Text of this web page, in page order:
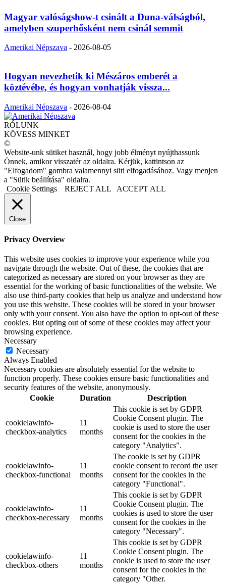
Magyar valóságshow-t csinált a Duna-válságból,
amelyben szuperhősként nem csinál semmit
Amerikai Népszava - 2026-08-05
Hogyan nevezhetik ki Mészáros emberét a
köztévébe, és hogyan vonhatják vissza...
Amerikai Népszava - 2026-08-04
RÓLUNK
KÖVESS MINKET
©
Website-unk sütiket használ, hogy jobb élményt nyújthassunk
Önnek, amikor visszatér az oldalra. Kérjük, kattintson az
"Elfogadom" gombra valamennyi süti elfogadásához. Vagy menjen
a "Sütik beállítása" oldalra.
Cookie Settings
REJECT ALL ACCEPT ALL
Close
Privacy Overview
This website uses cookies to improve your experience while you
navigate through the website. Out of these, the cookies that are
categorized as necessary are stored on your browser as they are
essential for the working of basic functionalities of the website. We
also use third-party cookies that help us analyze and understand how
you use this website. These cookies will be stored in your browser
only with your consent. You also have the option to opt-out of these
cookies. But opting out of some of these cookies may affect your
browsing experience.
Necessary
Necessary
Always Enabled
Necessary cookies are absolutely essential for the website to
function properly. These cookies ensure basic functionalities and
security features of the website, anonymously.
Cookie
Duration Description
cookielawinfo-
checkbox-analytics
11
months
This cookie is set by GDPR
Cookie Consent plugin. The
cookie is used to store the user
consent for the cookies in the
category "Analytics".
cookielawinfo-
checkbox-functional
11
months
The cookie is set by GDPR
cookie consent to record the user
consent for the cookies in the
category "Functional".
cookielawinfo-
checkbox-necessary
11
months
This cookie is set by GDPR
Cookie Consent plugin. The
cookies is used to store the user
consent for the cookies in the
category "Necessary".
cookielawinfo-
checkbox-others
11
months
This cookie is set by GDPR
Cookie Consent plugin. The
cookie is used to store the user
consent for the cookies in the
category "Other.